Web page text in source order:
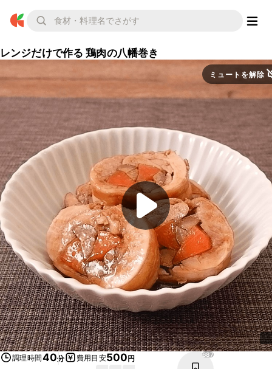
レンジだけで作る 鶏肉の八幡巻き
ミュートを解除
調理時間40分 費用目安500円 687